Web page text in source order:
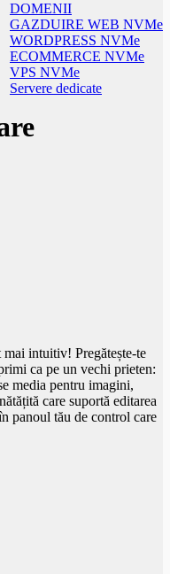
DOMENII
GAZDUIRE WEB NVMe
WORDPRESS NVMe
ECOMMERCE NVMe
VPS NVMe
Servere dedicate
intuitiv! Pregătește-te
ca pe un vechi prieten:
media pentru imagini,
care suportă editarea
panoul tău de control care